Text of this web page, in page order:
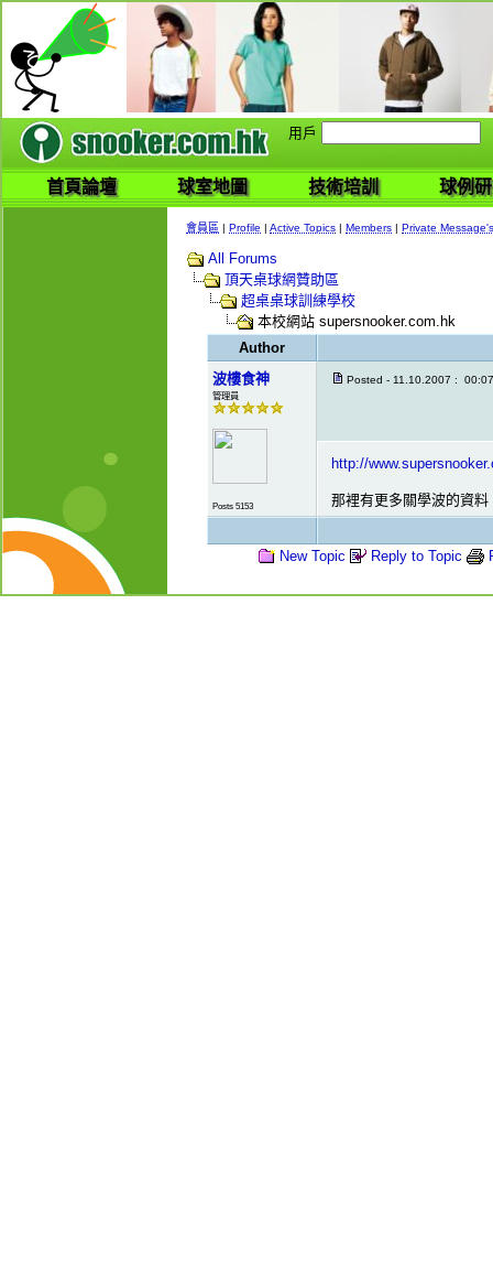
用戶
首頁論壇 球室地圖 技術培訓 球例
會員區 | Profile | Active Topics | Members | Private Message's
All Forums
頂天桌球網贊助區
超桌桌球訓練學校
本校網站 supersnooker.com.hk
Author
波樓食神
管理員
Posts 5153
Posted - 11.10.2007 :
http://
那裡有更多關學波的資
New Topic Reply to Topic